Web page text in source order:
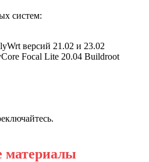
систем:
версий 21.02 и 23.02
Focal Lite 20.04 Buildroot
материалы